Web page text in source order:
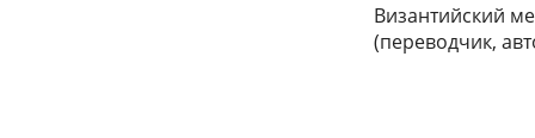
Византийский
(переводчик,